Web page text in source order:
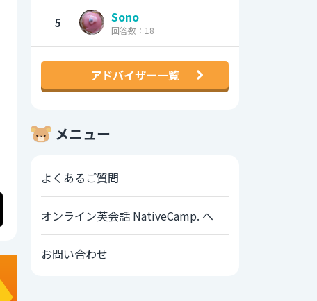
5 Sono
回答数：18
アドバイザー一覧
メニュー
よくあるご質問
オンライン英会話 NativeCamp. へ
お問い合わせ